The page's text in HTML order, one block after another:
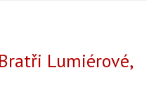
Lumiérové,